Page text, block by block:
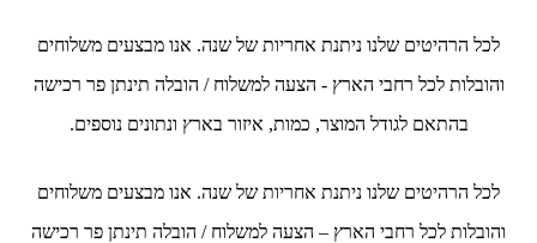
לכל הרהיטים שלנו ניתנת אחריות של שנה. אנו מבצעים משלוחים
והובלות לכל רחבי הארץ - הצעה למשלוח / הובלה תינתן פר רכישה
בהתאם לגודל המוצר, כמות, איזור בארץ ונתונים נוספים.
לכל הרהיטים שלנו ניתנת אחריות של שנה. אנו מבצעים משלוחים
והובלות לכל רחבי הארץ – הצעה למשלוח / הובלה תינתן פר רכישה